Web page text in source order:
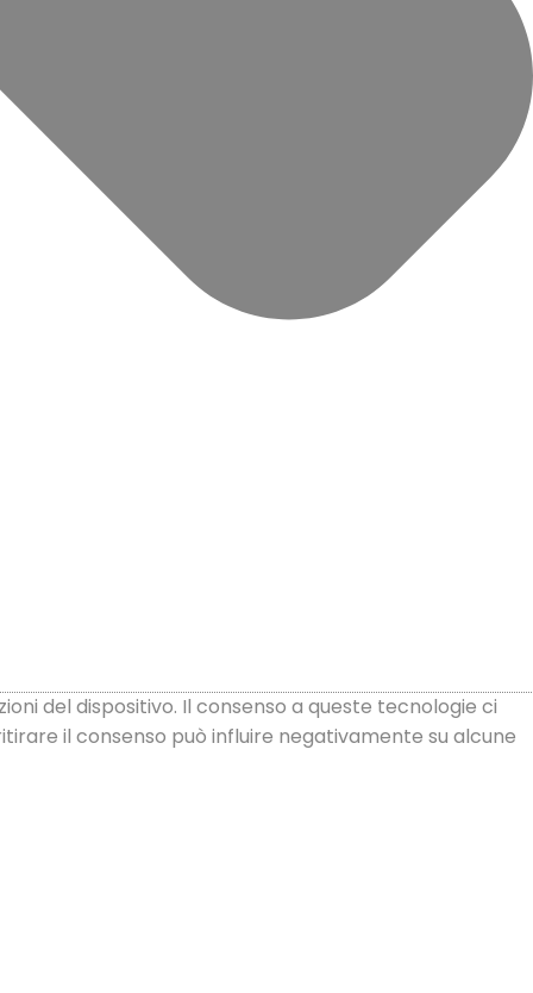
del dispositivo. Il consenso a queste tecnologie ci
il consenso può influire negativamente su alcune